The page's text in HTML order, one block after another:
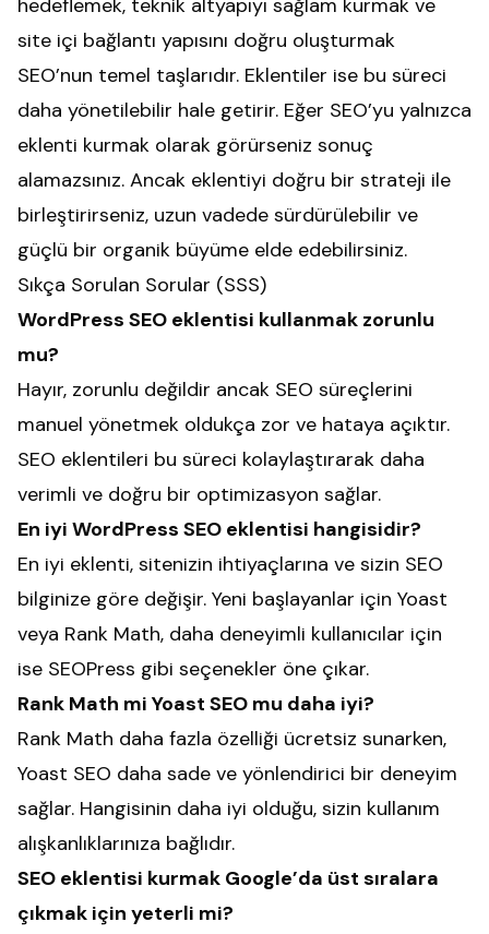
hedeflemek, teknik altyapıyı sağlam kurmak ve
site içi bağlantı yapısını doğru oluşturmak
SEO’nun temel taşlarıdır. Eklentiler ise bu süreci
daha yönetilebilir hale getirir. Eğer SEO’yu yalnızca
eklenti kurmak olarak görürseniz sonuç
alamazsınız. Ancak eklentiyi doğru bir strateji ile
birleştirirseniz, uzun vadede sürdürülebilir ve
güçlü bir organik büyüme elde edebilirsiniz.
Sıkça Sorulan Sorular (SSS)
WordPress SEO eklentisi kullanmak zorunlu
mu?
Hayır, zorunlu değildir ancak SEO süreçlerini
manuel yönetmek oldukça zor ve hataya açıktır.
SEO eklentileri bu süreci kolaylaştırarak daha
verimli ve doğru bir optimizasyon sağlar.
En iyi WordPress SEO eklentisi hangisidir?
En iyi eklenti, sitenizin ihtiyaçlarına ve sizin SEO
bilginize göre değişir. Yeni başlayanlar için Yoast
veya Rank Math, daha deneyimli kullanıcılar için
ise SEOPress gibi seçenekler öne çıkar.
Rank Math mi Yoast SEO mu daha iyi?
Rank Math daha fazla özelliği ücretsiz sunarken,
Yoast SEO daha sade ve yönlendirici bir deneyim
sağlar. Hangisinin daha iyi olduğu, sizin kullanım
alışkanlıklarınıza bağlıdır.
SEO eklentisi kurmak Google’da üst sıralara
çıkmak için yeterli mi?